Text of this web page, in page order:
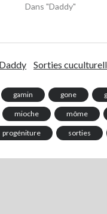
Dans "Daddy"
Daddy Sorties
gamin gone
mioche môme
progéniture sorties